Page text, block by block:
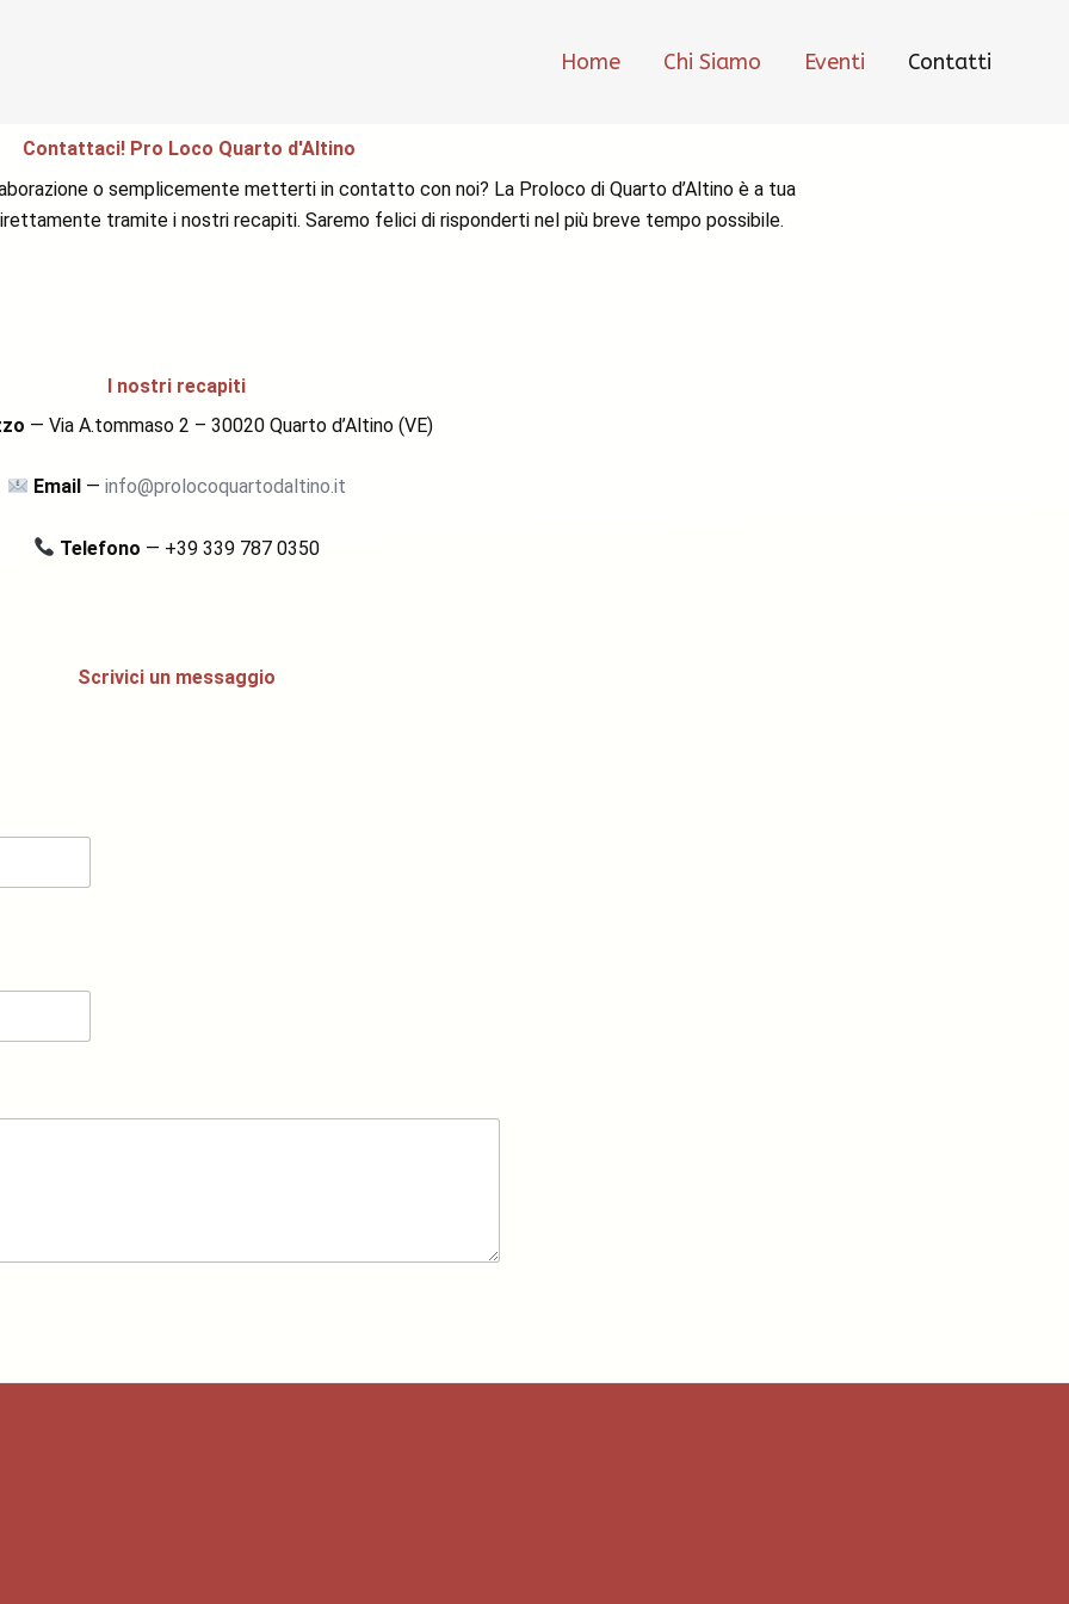
Home Chi Siamo Eventi Contatti
Contattaci! Pro Loco Quarto d'Altino
o semplicemente metterti in contatto con noi? La Proloco di Quarto d’Altino è a tua
tramite i nostri recapiti. Saremo felici di risponderti nel più breve tempo possibile.
I nostri recapiti
— Via A.tommaso 2 – 30020 Quarto d’Altino (VE)
Email —info@prolocoquartodaltino.it
Telefono — +39 339 787 0350
Scrivici un messaggio